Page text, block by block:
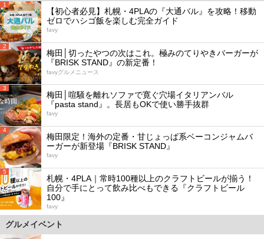
1
【初心者必見】札幌・4PLAの『大通バル』を攻略！移動
ゼロでハシゴ飯を楽しむ完全ガイド
favy
2
梅田│切ったやつの次はこれ。極みのてりやきバーガーが
『BRISK STAND』の新定番！
favyグルメニュース
3
梅田│喧騒を離れソファで寛ぐ穴場イタリアンバル
『pasta stand』。長居もOKで使い勝手抜群
favy
4
梅田限定！海外の定番・甘じょっぱ系ベーコンジャムバ
ーガーが新登場『BRISK STAND』
favy
5
札幌・4PLA｜常時100種以上のクラフトビールが揃う！
自分で手にとって飲み比べもできる『クラフトビール
100』
favy
グルメイベント